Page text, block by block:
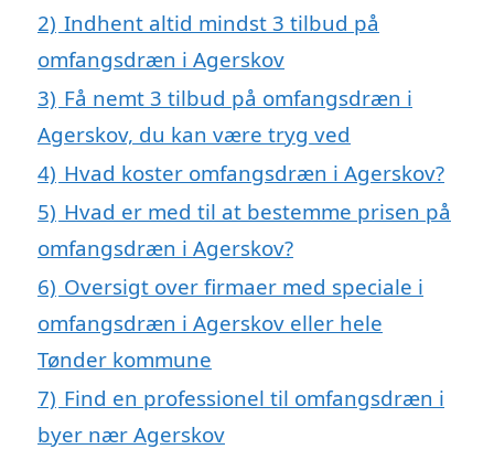
2) Indhent altid mindst 3 tilbud på
omfangsdræn i Agerskov
3) Få nemt 3 tilbud på omfangsdræn i
Agerskov, du kan være tryg ved
4) Hvad koster omfangsdræn i Agerskov?
5) Hvad er med til at bestemme prisen på
omfangsdræn i Agerskov?
6) Oversigt over firmaer med speciale i
omfangsdræn i Agerskov eller hele
Tønder kommune
7) Find en professionel til omfangsdræn i
byer nær Agerskov